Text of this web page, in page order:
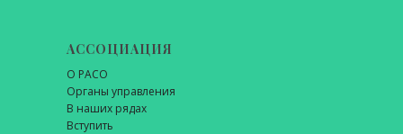
АССОЦИАЦИЯ
О РАСО
Органы управления
В наших рядах
Вступить